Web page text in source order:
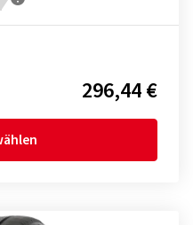
296,44 €